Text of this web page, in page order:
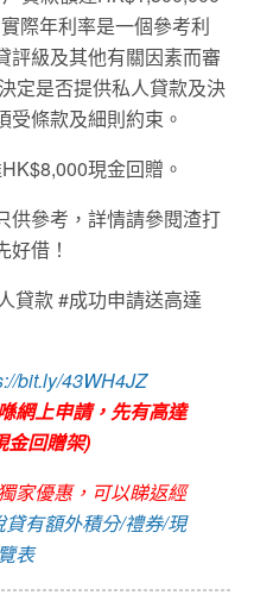
際年利率是一個參考利
評級及其他有關因素而審
定是否提供私人貸款及決
受條款及細則約束。
現金回贈。
供參考，詳情請參閱渣打
借！
貸款 #成功申請送高達
bit.ly/43WH4JZ
網上申請，先有高達
金回贈架)
家優惠，可以睇返經
有額外積分/禮券/現
表